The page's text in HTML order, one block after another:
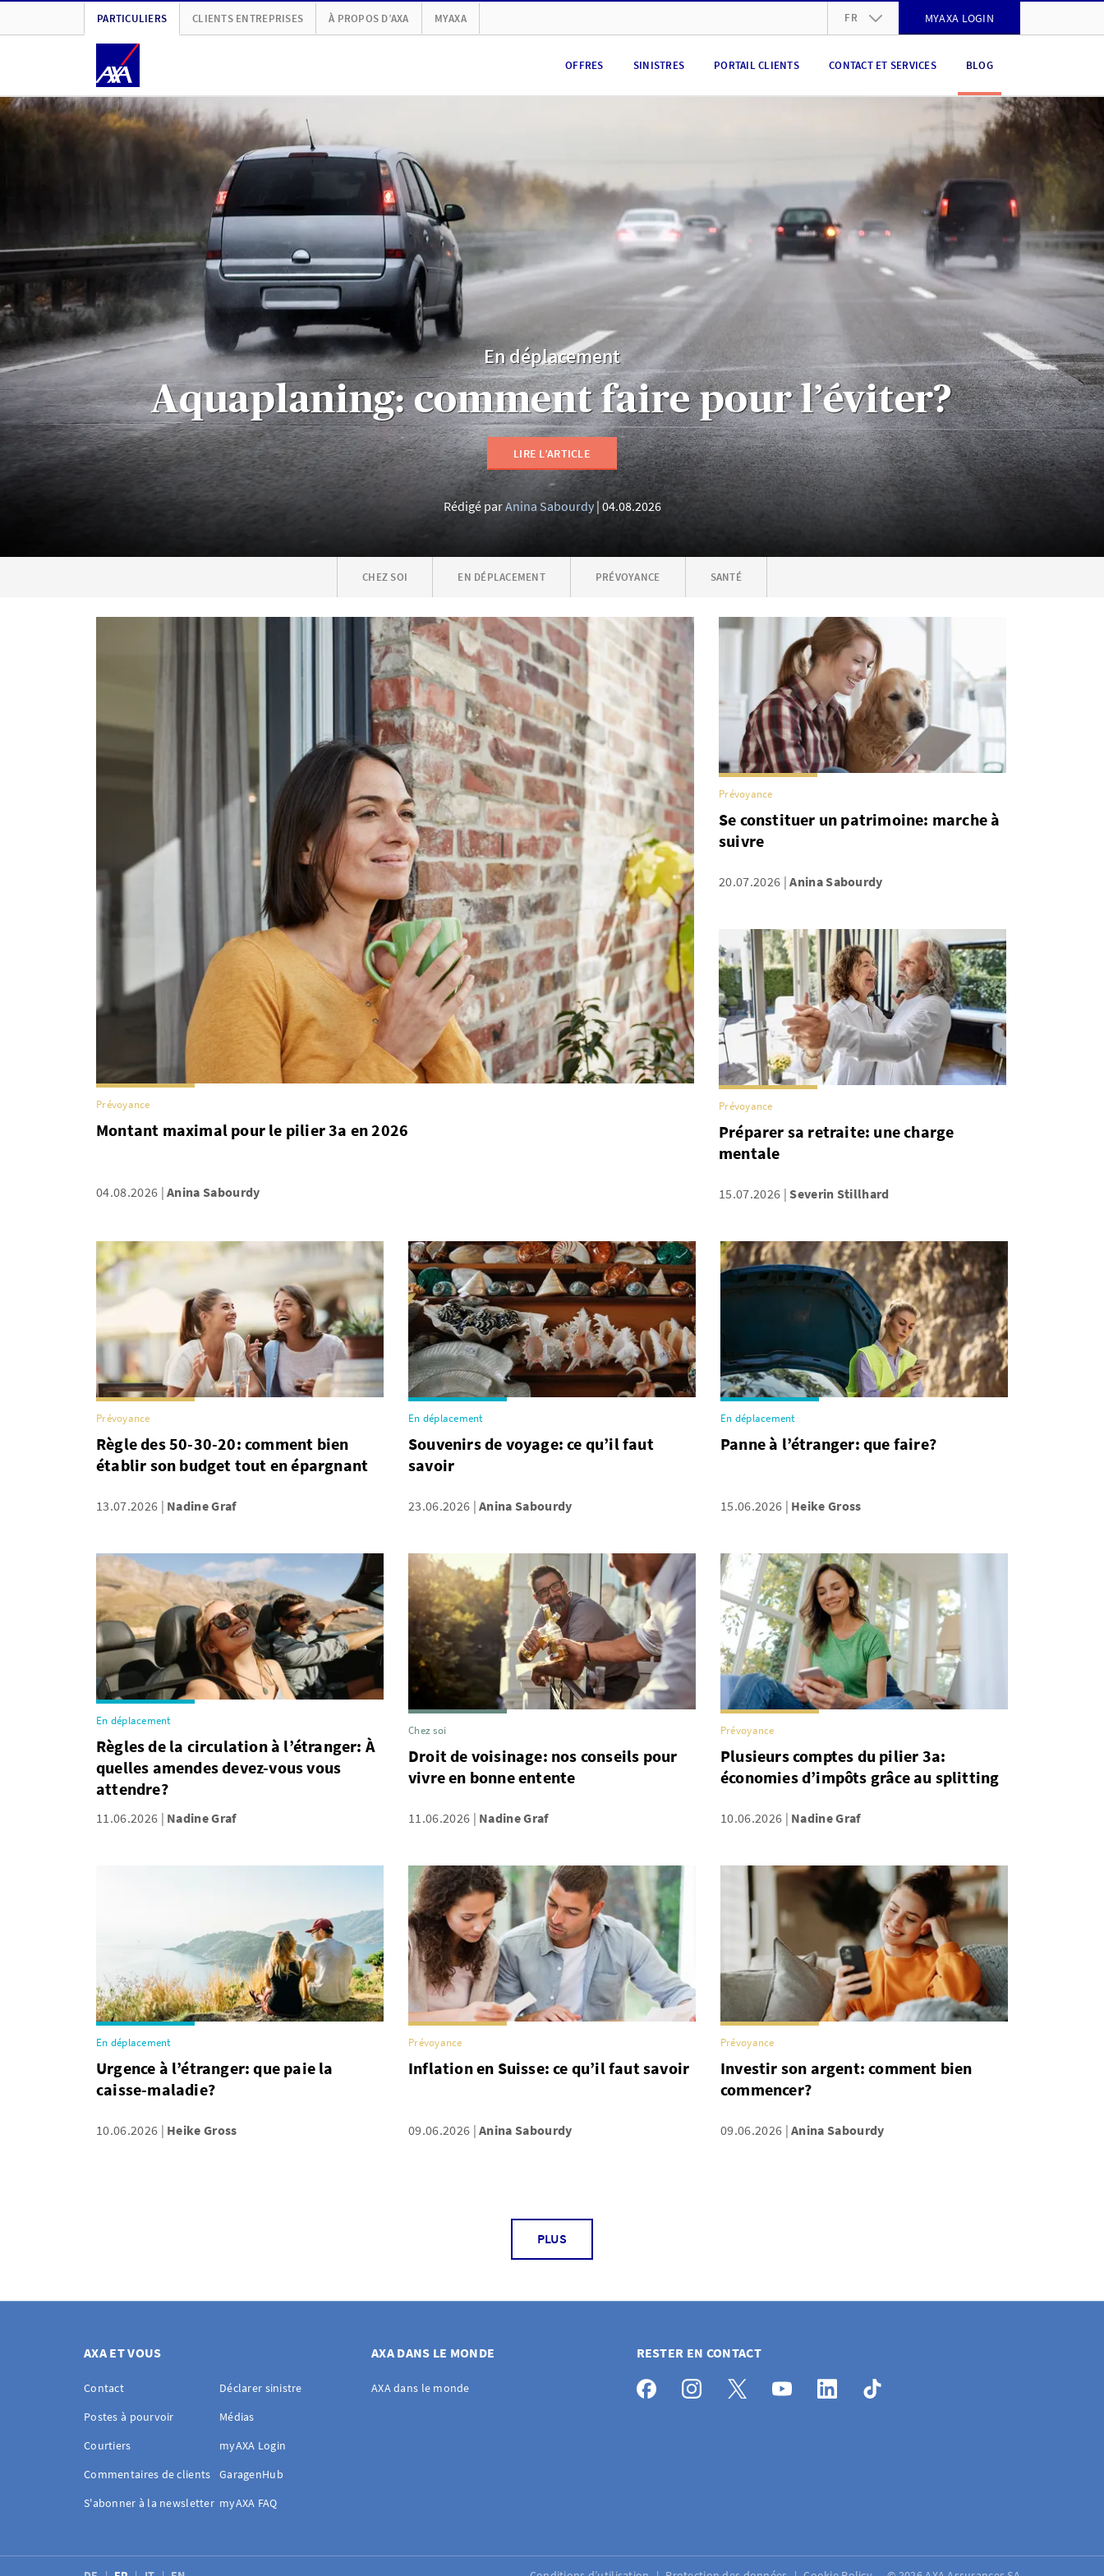
PARTICULIERS CLIENTS ENTREPRISES À PROPOS D’AXA MYAXA FR MYAXA LOGIN
OFFRES SINISTRES PORTAIL CLIENTS CONTACT ET SERVICES BLOG
En déplacement
Aquaplaning: comment faire pour l’éviter?
LIRE L’ARTICLE
Rédigé parAnina Sabourdy 04.08.2026
CHEZ SOI EN DÉPLACEMENT PRÉVOYANCE SANTÉ
Prévoyance
Montant maximal pour le pilier 3a en 2026
04.08.2026 Anina Sabourdy
Prévoyance
Se constituer un patrimoine: marche à
suivre
20.07.2026 Anina Sabourdy
Prévoyance
Préparer sa retraite: une charge
mentale
15.07.2026 Severin Stillhard
Prévoyance
Règle des 50-30-20: comment bien
établir son budget tout en épargnant
13.07.2026 Nadine Graf
En déplacement
Souvenirs de voyage: ce qu’il faut
savoir
23.06.2026 Anina Sabourdy
En déplacement
Panne à l’étranger: que faire?
15.06.2026 Heike Gross
En déplacement
Règles de la circulation à l’étranger: À
quelles amendes devez-vous vous
attendre?
11.06.2026 Nadine Graf
Chez soi
Droit de voisinage: nos conseils pour
vivre en bonne entente
11.06.2026 Nadine Graf
Prévoyance
Plusieurs comptes du pilier 3a:
économies d’impôts grâce au splitting
10.06.2026 Nadine Graf
En déplacement
Urgence à l’étranger: que paie la
caisse-maladie?
10.06.2026 Heike Gross
Prévoyance
Inflation en Suisse: ce qu’il faut savoir
09.06.2026 Anina Sabourdy
Prévoyance
Investir son argent: comment bien
commencer?
09.06.2026 Anina Sabourdy
PLUS
AXA ET VOUS
Contact
Déclarer sinistre
Postes à pourvoir
Médias
Courtiers
myAXA Login
Commentaires de clients
GaragenHub
S'abonner à la newsletter myAXA FAQ
AXA DANS LE MONDE
AXA dans le monde
RESTER EN CONTACT